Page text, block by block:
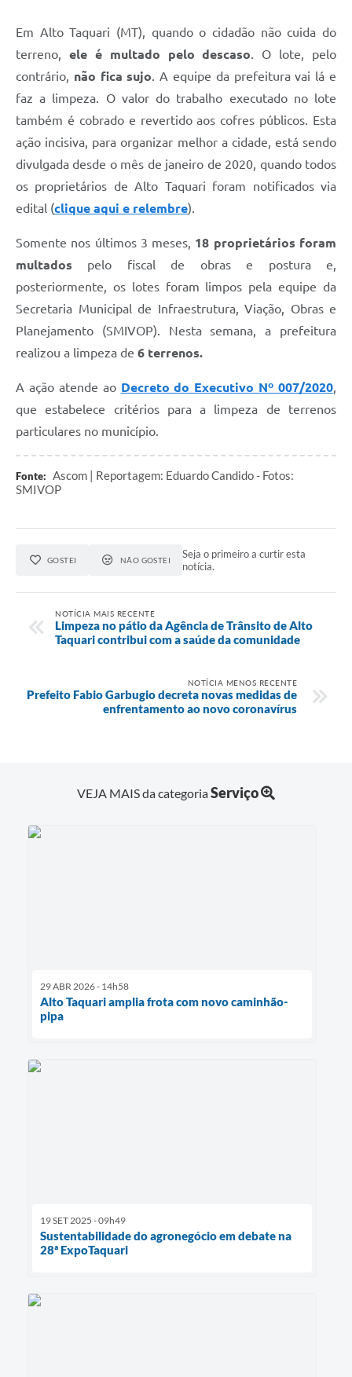
Em Alto Taquari (MT), quando o cidadão não cuida do
terreno, ele é multado pelo descaso. O lote, pelo
contrário, não fica sujo. A equipe da prefeitura vai lá e
faz a limpeza. O valor do trabalho executado no lote
também é cobrado e revertido aos cofres públicos. Esta
ação incisiva, para organizar melhor a cidade, está sendo
divulgada desde o mês de janeiro de 2020, quando todos
os proprietários de Alto Taquari foram notificados via
edital (clique aqui e relembre).
Somente nos últimos 3 meses, 18 proprietários foram
multados pelo fiscal de obras e postura e,
posteriormente, os lotes foram limpos pela equipe da
Secretaria Municipal de Infraestrutura, Viação, Obras e
Planejamento (SMIVOP). Nesta semana, a prefeitura
realizou a limpeza de 6 terrenos.
A ação atende ao Decreto do Executivo Nº 007/2020,
que estabelece critérios para a limpeza de terrenos
particulares no município.
Fonte: Ascom | Reportagem: Eduardo Candido - Fotos:
SMIVOP
GOSTEI NÃO GOSTEI
Seja o primeiro a curtir esta
notícia.
NOTÍCIA MAIS RECENTE
Limpeza no pátio da Agência de Trânsito de Alto
Taquari contribui com a saúde da comunidade
NOTÍCIA MENOS RECENTE
Prefeito Fabio Garbugio decreta novas medidas de
enfrentamento ao novo coronavírus
VEJA MAIS da categoriaServiço
29 ABR 2026 - 14h58
Alto Taquari amplia frota com novo caminhão-
pipa
19 SET 2025 - 09h49
Sustentabilidade do agronegócio em debate na
28ª ExpoTaquari